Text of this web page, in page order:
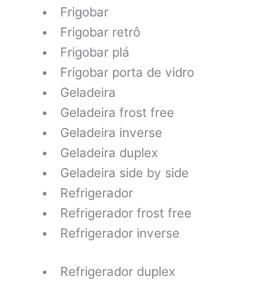
Frigobar
Frigobar retrô
Frigobar plá
Frigobar porta de vidro
Geladeira
Geladeira frost free
Geladeira inverse
Geladeira duplex
Geladeira side by side
Refrigerador
Refrigerador frost free
Refrigerador inverse
Refrigerador duplex